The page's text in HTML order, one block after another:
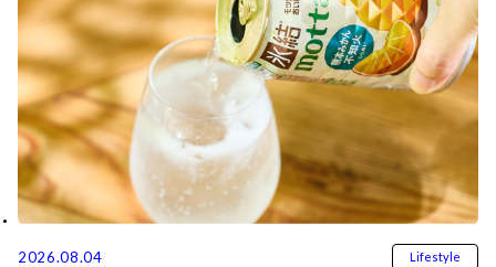
2026.08.04 Lifestyle